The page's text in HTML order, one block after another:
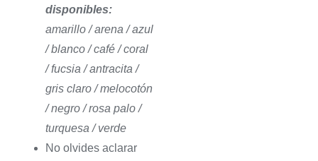
disponibles:
amarillo / arena / azul
/ blanco / café / coral
/ fucsia / antracita /
gris claro / melocotón
/ negro / rosa palo /
turquesa / verde
No olvides aclarar